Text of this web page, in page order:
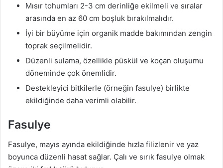
Mısır tohumları 2-3 cm derinliğe ekilmeli ve sıralar
arasında en az 60 cm boşluk bırakılmalıdır.
İyi bir büyüme için organik madde bakımından zengin
toprak seçilmelidir.
Düzenli sulama, özellikle püskül ve koçan oluşumu
döneminde çok önemlidir.
Destekleyici bitkilerle (örneğin fasulye) birlikte
ekildiğinde daha verimli olabilir.
Fasulye
Fasulye, mayıs ayında ekildiğinde hızla filizlenir ve yaz
boyunca düzenli hasat sağlar. Çalı ve sırık fasulye olmak